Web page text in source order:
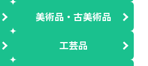
美術品・古美術品
工芸品